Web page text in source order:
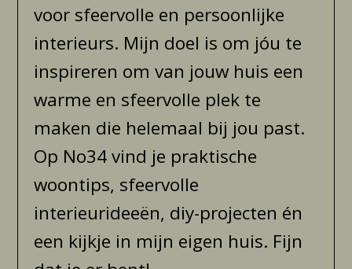
voor sfeervolle en persoonlijke
interieurs. Mijn doel is om jóu te
inspireren om van jouw huis een
warme en sfeervolle plek te
maken die helemaal bij jou past.
Op No34 vind je praktische
woontips, sfeervolle
interieurideeën, diy-projecten én
een kijkje in mijn eigen huis. Fijn